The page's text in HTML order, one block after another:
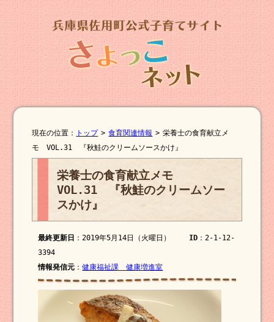
現在の位置： トップ > 食育関連情報 > 栄養士の食育献立メ
モ VOL.31 『秋鮭のクリームソースかけ』
栄養士の食育献立メモ
VOL.31 『秋鮭のクリームソー
スかけ』
最終更新日 ：2019年5月14日（火曜日） ID ：2-1-12-
3394
情報発信元 ：健康福祉課 健康増進室